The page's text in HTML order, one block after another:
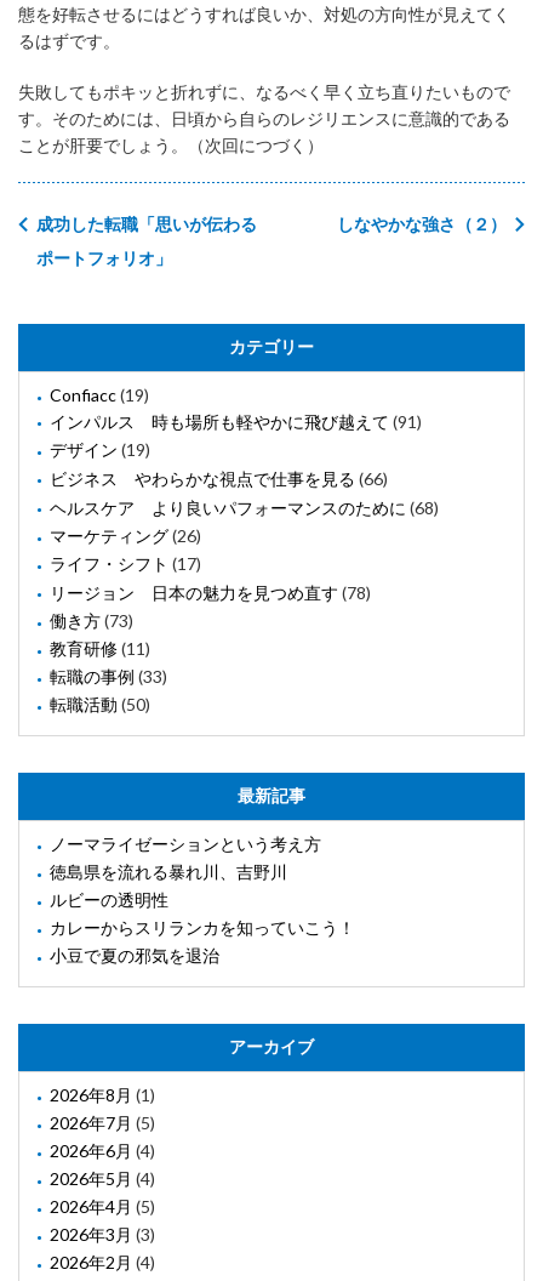
態を好転させるにはどうすれば良いか、対処の方向性が見えてく
るはずです。
失敗してもポキッと折れずに、なるべく早く立ち直りたいもので
す。そのためには、日頃から自らのレジリエンスに意識的である
ことが肝要でしょう。（次回につづく）
しなやかな強さ（２）
成功した転職「思いが伝わる
ポートフォリオ」
カテゴリー
Confiacc(19)
インパルス 時も場所も軽やかに飛び越えて (91)
デザイン (19)
ビジネス やわらかな視点で仕事を見る (66)
ヘルスケア より良いパフォーマンスのために (68)
マーケティング(26)
ライフ・シフト (17)
リージョン 日本の魅力を見つめ直す (78)
働き方(73)
教育研修(11)
転職の事例 (33)
転職活動 (50)
最新記事
ノーマライゼーションという考え方
徳島県を流れる暴れ川、吉野川
ルビーの透明性
カレーからスリランカを知っていこう！
小豆で夏の邪気を退治
アーカイブ
2026年8月 (1)
2026年7月 (5)
2026年6月 (4)
2026年5月 (4)
2026年4月 (5)
2026年3月 (3)
2026年2月 (4)